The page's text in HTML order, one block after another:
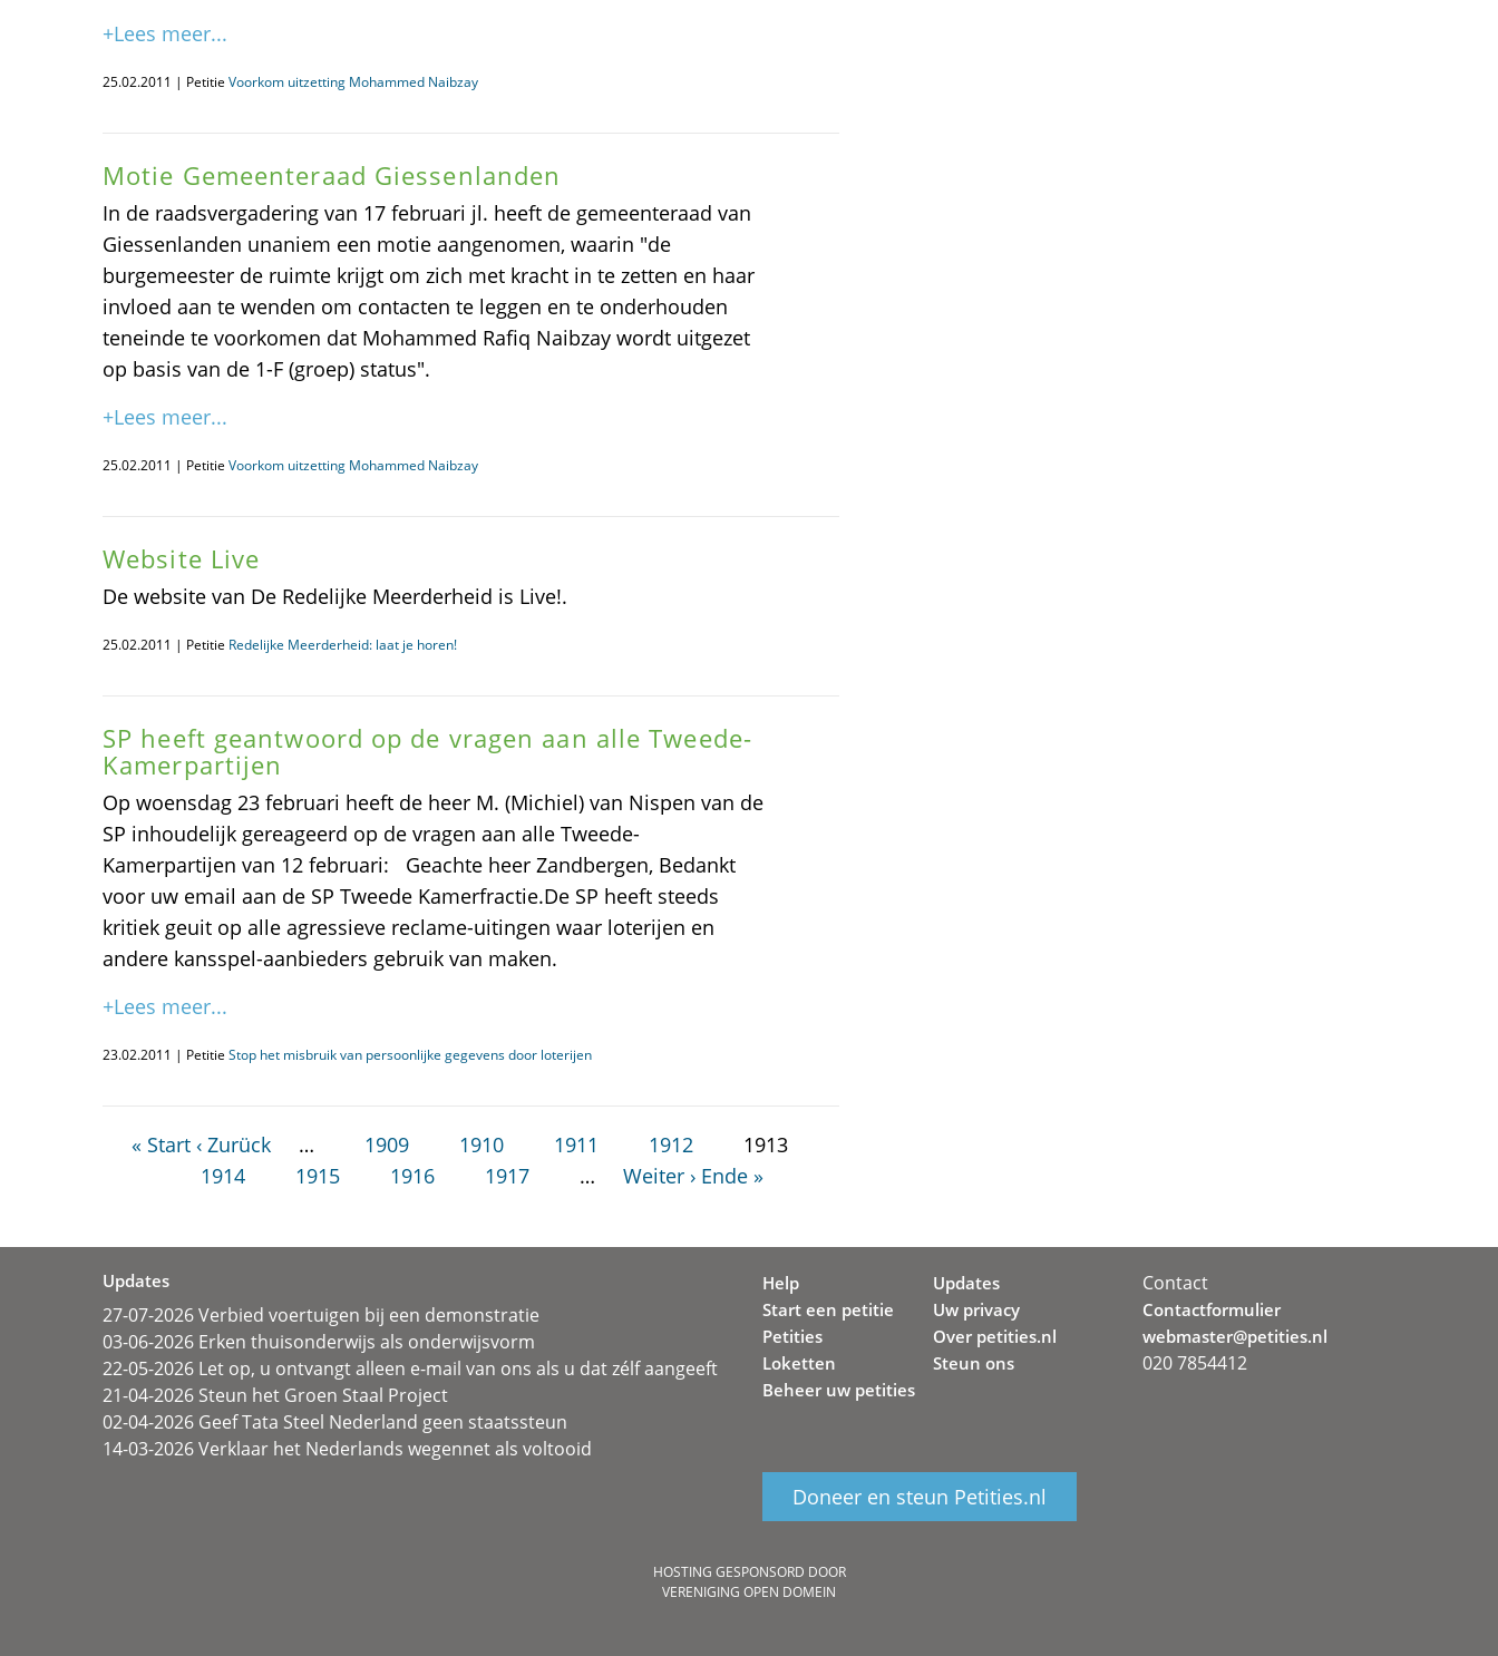
+Lees meer...
25.02.2011 | Petitie Voorkom uitzetting Mohammed Naibzay
Motie Gemeenteraad Giessenlanden
In de raadsvergadering van 17 februari jl. heeft de gemeenteraad van
Giessenlanden unaniem een motie aangenomen, waarin "de
burgemeester de ruimte krijgt om zich met kracht in te zetten en haar
invloed aan te wenden om contacten te leggen en te onderhouden
teneinde te voorkomen dat Mohammed Rafiq Naibzay wordt uitgezet
op basis van de 1-F (groep) status".
+Lees meer...
25.02.2011 | Petitie Voorkom uitzetting Mohammed Naibzay
Website Live
De website van De Redelijke Meerderheid is Live!.
25.02.2011 | Petitie Redelijke Meerderheid: laat je horen!
SP heeft geantwoord op de vragen aan alle Tweede-
Kamerpartijen
Op woensdag 23 februari heeft de heer M. (Michiel) van Nispen van de
SP inhoudelijk gereageerd op de vragen aan alle Tweede-
Kamerpartijen van 12 februari: Geachte heer Zandbergen, Bedankt
voor uw email aan de SP Tweede Kamerfractie.De SP heeft steeds
kritiek geuit op alle agressieve reclame-uitingen waar loterijen en
andere kansspel-aanbieders gebruik van maken.
+Lees meer...
23.02.2011 | Petitie Stop het misbruik van persoonlijke gegevens door loterijen
« Start ‹ Zurück … 1909 1910 1911 1912
1913
1914
1915 1916 1917 … Weiter › Ende »
Updates
27-07-2026 Verbied voertuigen bij een demonstratie
03-06-2026 Erken thuisonderwijs als onderwijsvorm
22-05-2026 Let op, u ontvangt alleen e-mail van ons als u dat zélf aangeeft
21-04-2026 Steun het Groen Staal Project
02-04-2026 Geef Tata Steel Nederland geen staatssteun
14-03-2026 Verklaar het Nederlands wegennet als voltooid
Help
Start een petitie
Petities
Loketten
Beheer uw petities
Updates
Uw privacy
Over petities.nl
Steun ons
Doneer en steun Petities.nl
Contact
Contactformulier
webmaster@petities.nl
020 7854412
HOSTING GESPONSORD DOOR
VERENIGING OPEN DOMEIN